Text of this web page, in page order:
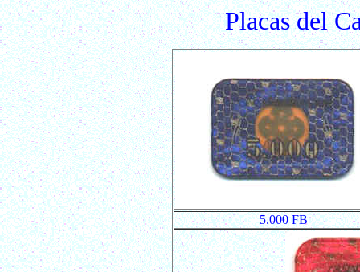
Placas del
5.000 FB